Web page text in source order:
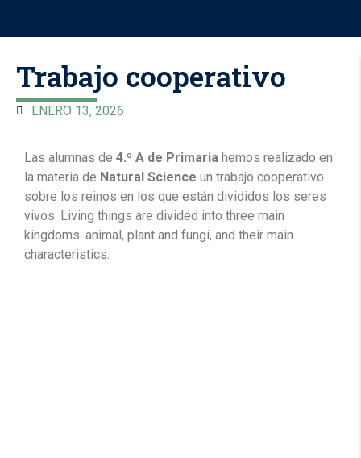
Trabajo cooperativo
ENERO 13, 2026
Las alumnas de 4.º A de Primaria hemos realizado en
la materia de Natural Science un trabajo cooperativo
sobre los reinos en los que están divididos los seres
vivos. Living things are divided into three main
kingdoms: animal, plant and fungi, and their main
characteristics.